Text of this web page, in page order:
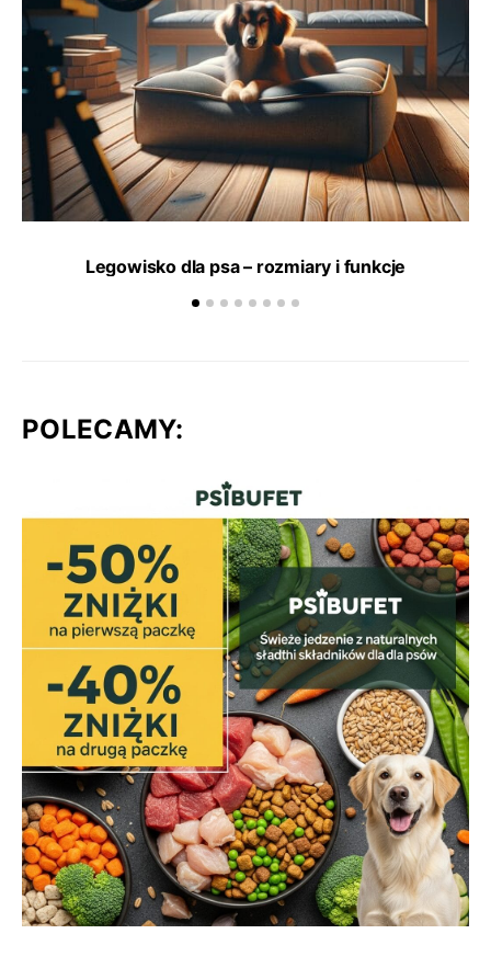
Legowisko dla psa – rozmiary i funkcje
POLECAMY: